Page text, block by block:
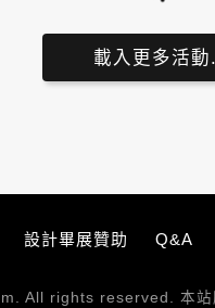
載入更多活動
設計畢展贊助 Q&A
. All rights reserved. 本站